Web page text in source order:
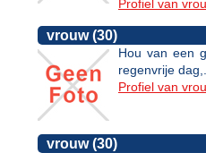
Profiel van
vrouw (30)
Hou van een
regenvrije
Profiel van
vrouw (30)